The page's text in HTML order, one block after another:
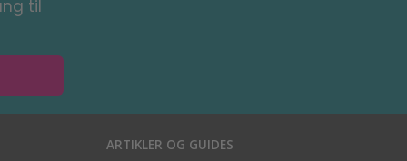
til
ARTIKLER OG GUIDES